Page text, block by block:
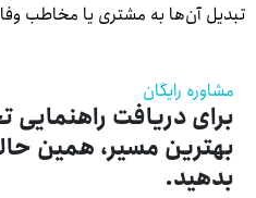
تبدیل آن‌ها به مشتری یا مخاطب
مشاوره رایگان
برای دریافت
بهترین مسیر، همین
بدهید.